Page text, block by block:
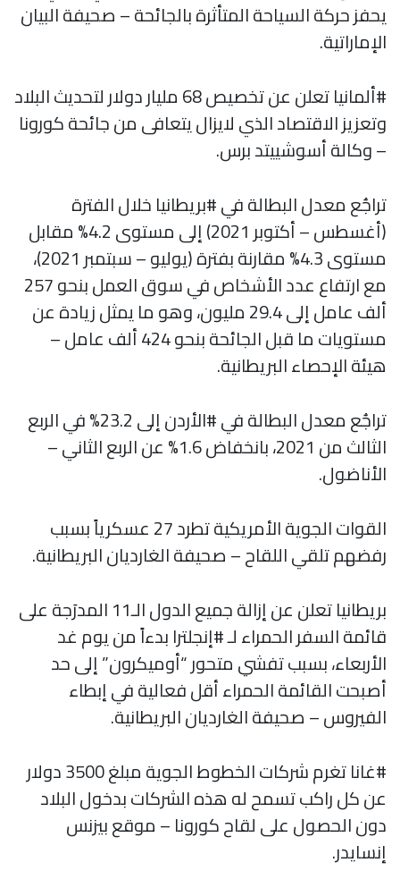
يحفز حركة السياحة المتأثرة بالجائحة – صحيفة البيان
الإماراتية.
#ألمانيا تعلن عن تخصيص 68 مليار دولار لتحديث البلاد
وتعزيز الاقتصاد الذي لايزال يتعافى من جائحة كورونا
– وكالة أسوشييتد برس.
تراجُع معدل البطالة في #بريطانيا خلال الفترة
(أغسطس – أكتوبر 2021) إلى مستوى 4.2% مقابل
مستوى 4.3% مقارنة بفترة (يوليو – سبتمبر 2021)،
مع ارتفاع عدد الأشخاص في سوق العمل بنحو 257
ألف عامل إلى 29.4 مليون، وهو ما يمثل زيادة عن
مستويات ما قبل الجائحة بنحو 424 ألف عامل –
هيئة الإحصاء البريطانية.
تراجُع معدل البطالة في #الأردن إلى 23.2% في الربع
الثالث من 2021، بانخفاض 1.6% عن الربع الثاني –
الأناضول.
القوات الجوية الأمريكية تطرد 27 عسكرياً بسبب
رفضهم تلقي اللقاح – صحيفة الغارديان البريطانية.
بريطانيا تعلن عن إزالة جميع الدول الـ11 المدرَجة على
قائمة السفر الحمراء لـ #إنجلترا بدءاً من يوم غد
الأربعاء، بسبب تفشي متحور “أوميكرون” إلى حد
أصبحت القائمة الحمراء أقل فعالية في إبطاء
الفيروس – صحيفة الغارديان البريطانية.
#غانا تغرم شركات الخطوط الجوية مبلغ 3500 دولار
عن كل راكب تسمح له هذه الشركات بدخول البلاد
دون الحصول على لقاح كورونا – موقع بيزنس
إنسايدر.